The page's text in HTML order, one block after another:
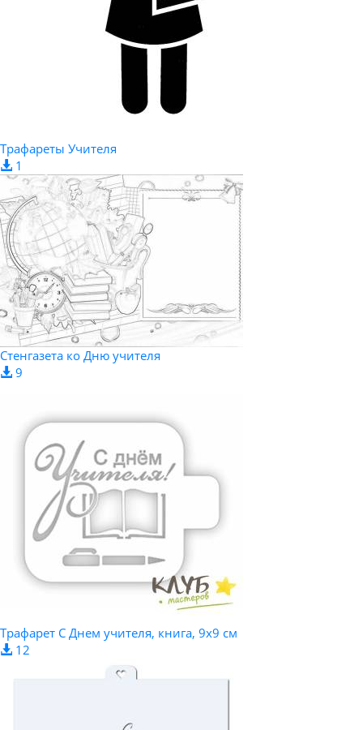
Трафареты Учителя
1
Стенгазета ко Дню учителя
9
Трафарет С Днем учителя, книга, 9х9 см
12